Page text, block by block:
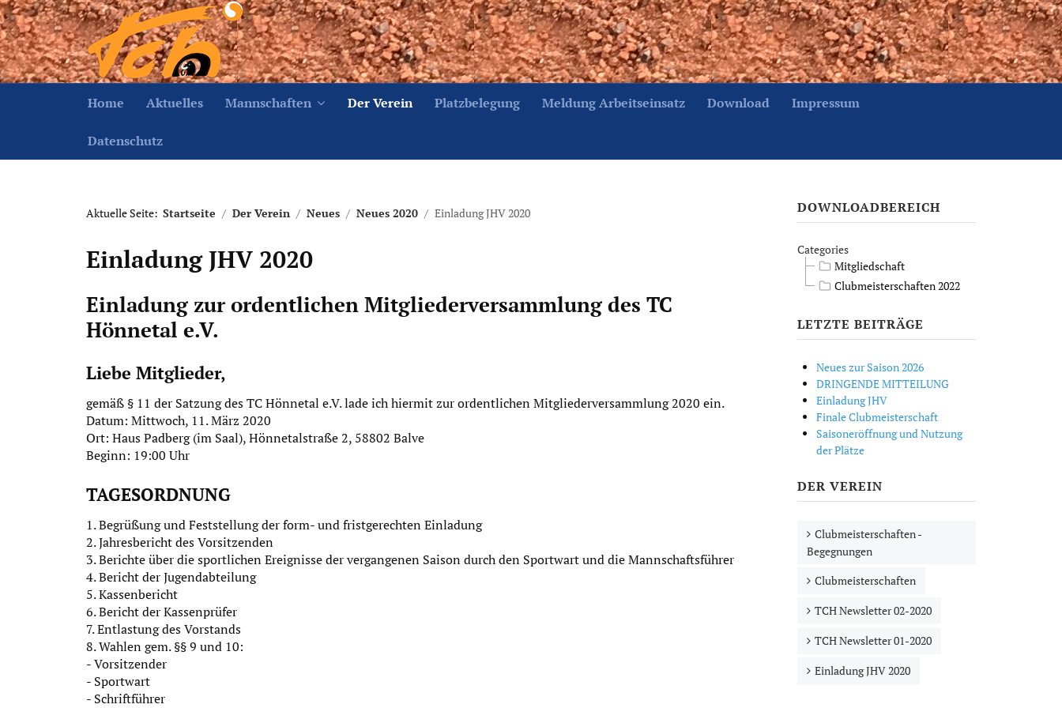
Home Aktuelles Mannschaften Der Verein Platzbelegung Meldung Arbeitseinsatz Download Impressum
Datenschutz
Aktuelle Seite: Startseite Der Verein Neues Neues 2020 Einladung JHV 2020
Einladung JHV 2020
Einladung zur ordentlichen Mitgliederversammlung des TC
Hönnetal e.V.
Liebe Mitglieder,
gemäß § 11 der Satzung des TC Hönnetal e.V. lade ich hiermit zur ordentlichen Mitgliederversammlung 2020 ein.
Datum: Mittwoch, 11. März 2020
Ort: Haus Padberg (im Saal), Hönnetalstraße 2, 58802 Balve
Beginn: 19:00 Uhr
TAGESORDNUNG
1. Begrüßung und Feststellung der form- und fristgerechten Einladung
2. Jahresbericht des Vorsitzenden
3. Berichte über die sportlichen Ereignisse der vergangenen Saison durch den Sportwart und die Mannschaftsführer
4. Bericht der Jugendabteilung
5. Kassenbericht
6. Bericht der Kassenprüfer
7. Entlastung des Vorstands
8. Wahlen gem. §§ 9 und 10:
- Vorsitzender
- Sportwart
- Schriftführer
DOWNLOADBEREICH
Categories
Mitgliedschaft
Clubmeisterschaften 2022
LETZTE BEITRÄGE
Neues zur Saison 2026
DRINGENDE MITTEILUNG
Einladung JHV
Finale Clubmeisterschaft
Saisoneröffnung und Nutzung
der Plätze
DER VEREIN
Clubmeisterschaften -
Begegnungen
Clubmeisterschaften
TCH Newsletter 02-2020
TCH Newsletter 01-2020
Einladung JHV 2020